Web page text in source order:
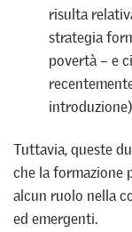
risulta
strategia
povertà – e
Tuttavia, queste
che la formazione
alcun ruolo nella
ed emergenti.